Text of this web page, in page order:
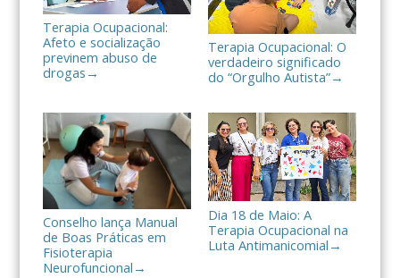
Terapia Ocupacional:
Afeto e socialização
previnem abuso de
drogas →
Terapia Ocupacional: O
verdadeiro significado
do “Orgulho Autista”→
Conselho lança Manual
de Boas Práticas em
Fisioterapia
Neurofuncional →
Dia 18 de Maio: A
Terapia Ocupacional na
Luta Antimanicomial →